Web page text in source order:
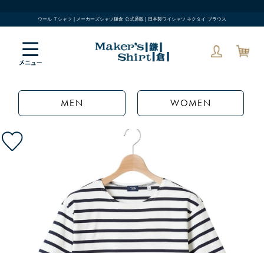
ウール Ｔシャツ | メーカーズシャツ鎌倉 公式通販 | 日本製ワイシャツ ネクタイ ブラウス
MEN WOMEN